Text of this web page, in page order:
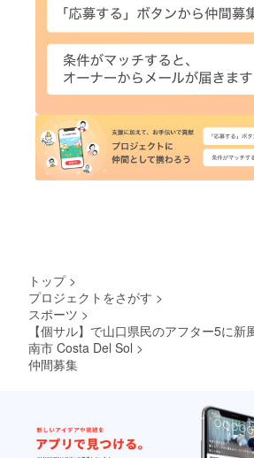
トップ >
プロジェクトをさがす >
スポーツ >
【個サル】で山口県民のアフター5に新
南市 Costa Del Sol >
仲間募集